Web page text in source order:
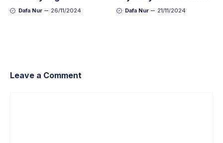
Dianjurkan untuk
Dafa Nur 26/11/2024
Tata Caranya dengan
Dafa Nur 21/11/2024
Leave a Comment